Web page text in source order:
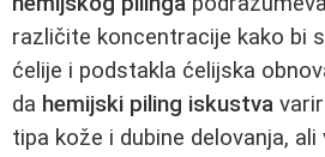
različite koncentracije kako bi
ćelije i podstakla ćelijska
da hemijski piling iskustva
tipa kože i dubine delovanja,